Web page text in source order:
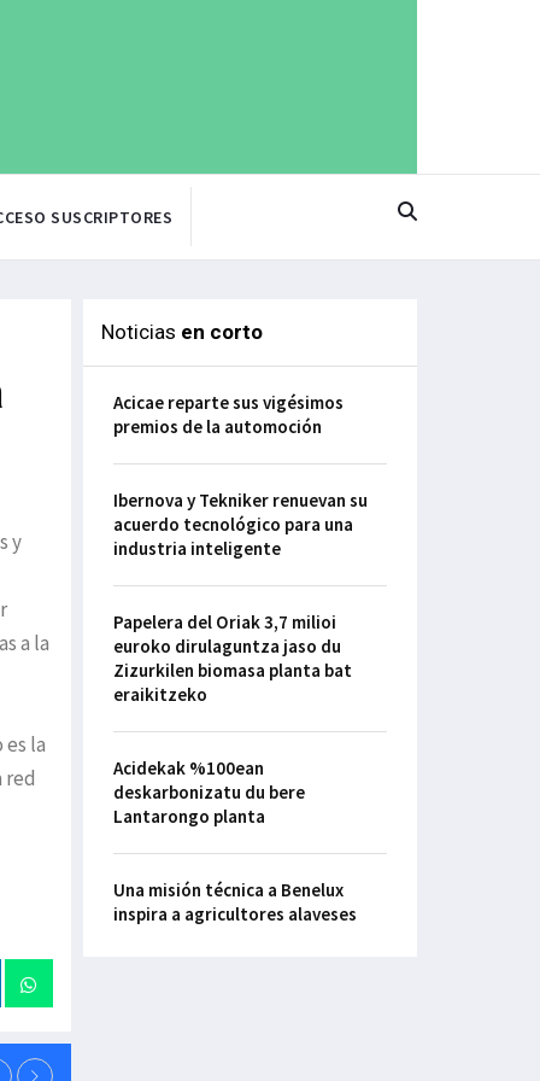
SUSCRIPTORES
y
a la
la
red
Noticias en corto
Acicae reparte sus vigésimos
premios de la automoción
Ibernova y Tekniker renuevan su
acuerdo tecnológico para una
industria inteligente
Papelera del Oriak 3,7 milioi
euroko dirulaguntza jaso du
Zizurkilen biomasa planta bat
eraikitzeko
Acidekak %100ean
deskarbonizatu du bere
Lantarongo planta
Una misión técnica a Benelux
inspira a agricultores alaveses